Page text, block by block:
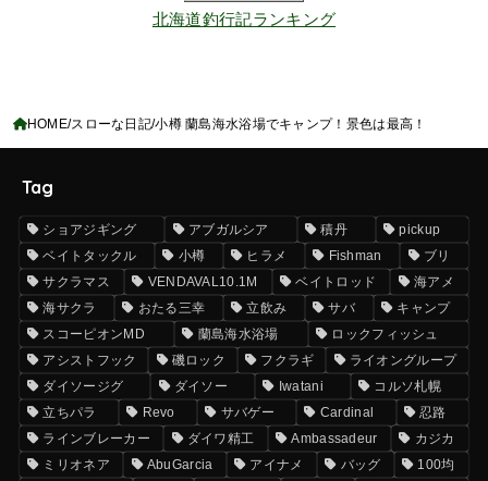
北海道釣行記ランキング
HOME スローな日記 小樽 蘭島海水浴場でキャンプ！景色は最高！
Tag
ショアジギング アブガルシア 積丹
pickup
ベイトタックル
小樽 ヒラメ Fishman
ブリ
サクラマス
VENDAVAL10.1M ベイトロッド
海アメ
海サクラ
おたる三幸 立飲み サバ
キャンプ
スコーピオンMD
蘭島海水浴場
ロックフィッシュ
アシストフック
磯ロック フクラギ
ライオングループ
ダイソージグ
ダイソー Iwatani
コルソ札幌
立ちパラ
Revo サバゲー Cardinal
忍路
ラインブレーカー
ダイワ精工 Ambassadeur
カジカ
ミリオネア
AbuGarcia アイナメ バッグ
100均